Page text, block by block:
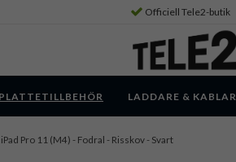
Officiell Tele2-butik
LADDARE & KABLAR
Pro 11 (M4) - Fodral - Risskov - Svart